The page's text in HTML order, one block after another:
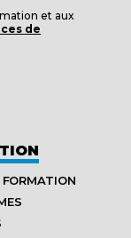
et aux
de
FORMATION